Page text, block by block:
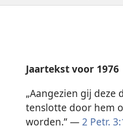
Jaartekst voor 1976
„Aangezien gij
tenslotte door hem
worden.” — 2 Petr.